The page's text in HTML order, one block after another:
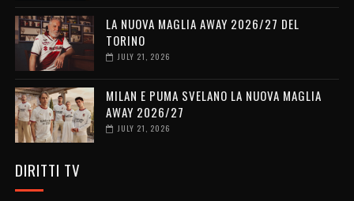
LA NUOVA MAGLIA AWAY 2026/27 DEL
TORINO
JULY 21, 2026
MILAN E PUMA SVELANO LA NUOVA MAGLIA
AWAY 2026/27
JULY 21, 2026
DIRITTI TV